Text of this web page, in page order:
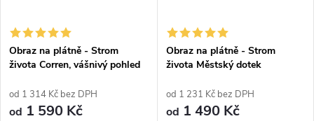
Obraz na plátně - Strom
života Corren, vášnivý pohled
od 1 314 Kč bez DPH
od 1 590 Kč
Obraz na plátně - Strom
života Městský dotek
od 1 231 Kč bez DPH
od 1 490 Kč